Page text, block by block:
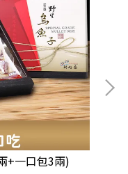
+一口包3兩)